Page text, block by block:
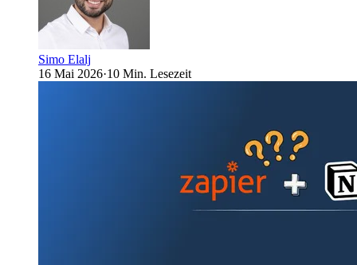
Simo Elalj
16 Mai 2026·10 Min. Lesezeit